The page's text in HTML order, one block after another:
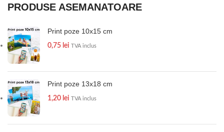
PRODUSE ASEMANATOARE
Print poze 10x15 cm
0,75 lei TVA inclus
Print poze 13x18 cm
1,20 lei TVA inclus